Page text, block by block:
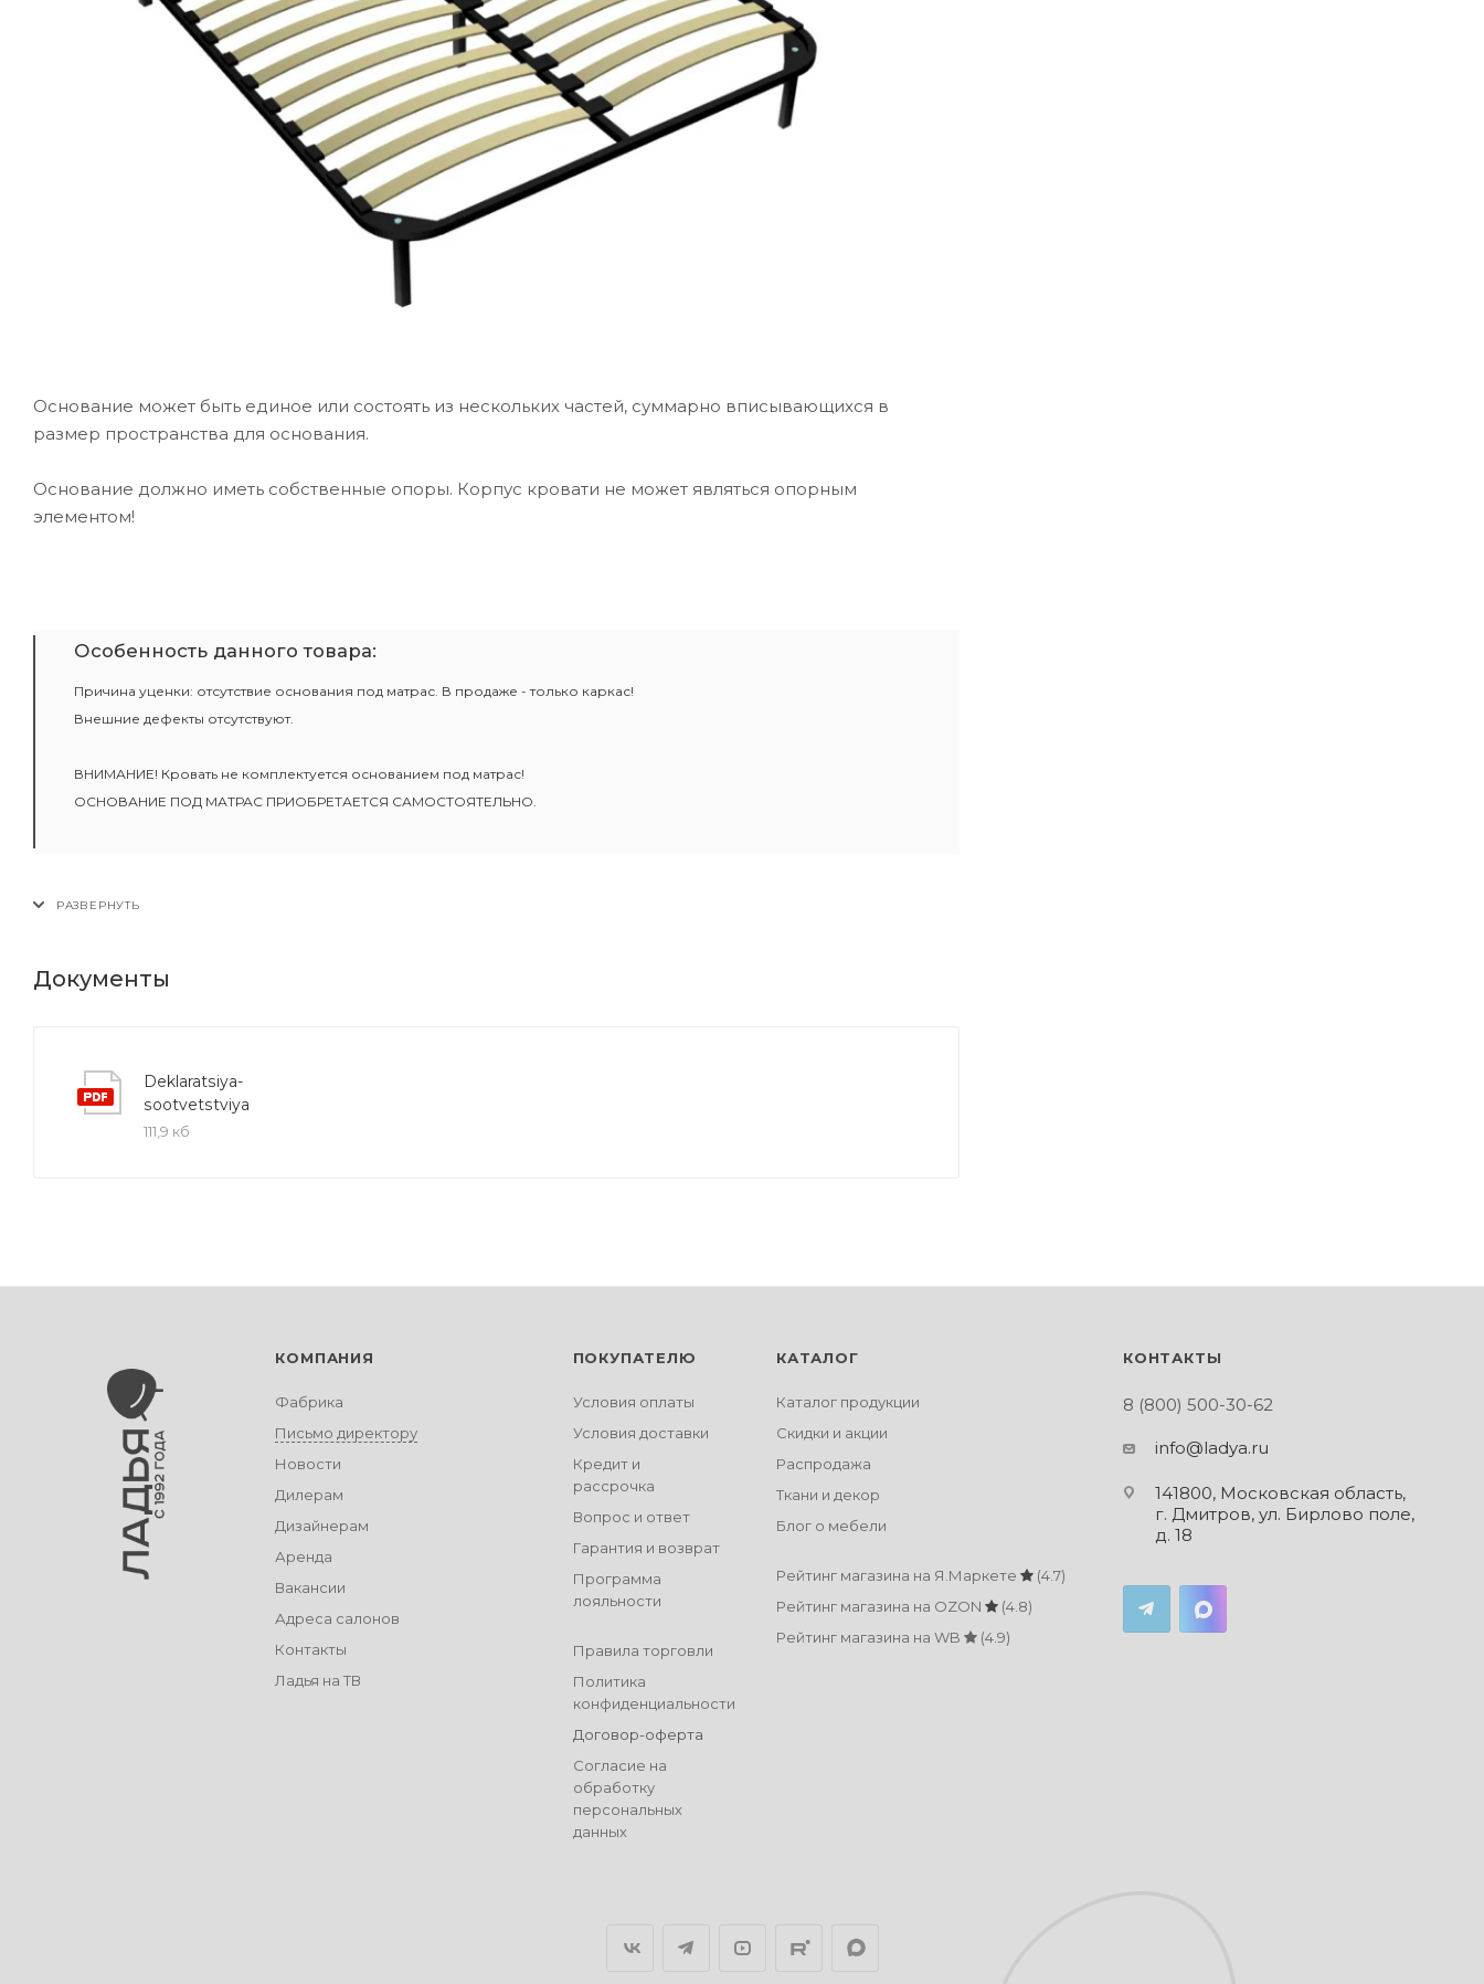
Основание может быть единое или состоять из нескольких частей, суммарно вписывающихся в
размер пространства для основания.
Основание должно иметь собственные опоры. Корпус кровати не может являться опорным
элементом!
Особенность данного товара:
Причина уценки: отсутствие основания под матрас. В продаже - только каркас!
Внешние дефекты отсутствуют.
ВНИМАНИЕ! Кровать не комплектуется основанием под матрас!
ОСНОВАНИЕ ПОД МАТРАС ПРИОБРЕТАЕТСЯ САМОСТОЯТЕЛЬНО.
Документы
Deklaratsiya-
sootvetstviya
111,9 кб
КОМПАНИЯ
Фабрика
Письмо директору
Новости
Дилерам
Дизайнерам
Аренда
Вакансии
Адреса салонов
Контакты
Ладья на ТВ
ПОКУПАТЕЛЮ
Условия оплаты
Условия доставки
Кредит и
рассрочка
Вопрос и ответ
Гарантия и возврат
Программа
лояльности
Правила торговли
Политика
конфиденциальности
Договор-оферта
Согласие на
обработку
персональных
данных
КАТАЛОГ
Каталог продукции
Скидки и акции
Распродажа
Ткани и декор
Блог о мебели
Рейтинг магазина на Я.Маркете
(4.7)
Рейтинг магазина на OZON
(4.8)
Рейтинг магазина на WB
(4.9)
КОНТАКТЫ
8 (800) 500-30-62
info@ladya.ru
141800, Московская область,
г. Дмитров, ул. Бирлово поле,
д. 18